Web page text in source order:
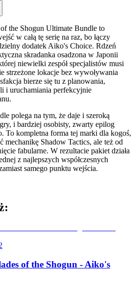
the Shogun Ultimate Bundle to
w całą tę serię na raz, bo łączy
dodatek Aiko's Choice. Rdzeń
skradanka osadzona w Japonii
niewielki zespół specjalistów musi
strzeżone lokacje bez wywoływania
bierze się tu z planowania,
i uruchamiania perfekcyjnie
polega na tym, że daje i szeroką
i bardziej osobisty, zwarty epilog
To kompletna forma tej marki dla kogoś,
mechanikę Shadow Tactics, ale też od
fabularne. W rezultacie pakiet działa
z najlepszych współczesnych
samego punktu wejścia.
of the Shogun - Aiko's